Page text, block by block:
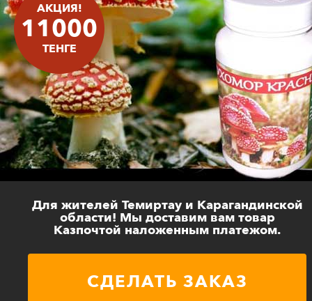
АКЦИЯ!
11000
ТЕНГЕ
Для жителей Темиртау и Карагандинской
области! Мы доставим вам товар
Казпочтой наложенным платежом.
СДЕЛАТЬ ЗАКАЗ